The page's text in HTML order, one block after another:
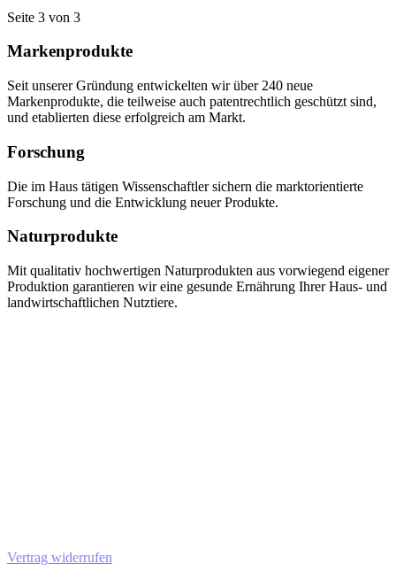
Seite 3 von 3
Markenprodukte
Seit unserer Gründung entwickelten wir über 240 neue
Markenprodukte, die teilweise auch patentrechtlich geschützt sind,
und etablierten diese erfolgreich am Markt.
Forschung
Die im Haus tätigen Wissenschaftler sichern die marktorientierte
Forschung und die Entwicklung neuer Produkte.
Naturprodukte
Mit qualitativ hochwertigen Naturprodukten aus vorwiegend eigener
Produktion garantieren wir eine gesunde Ernährung Ihrer Haus- und
landwirtschaftlichen Nutztiere.
Vertrag widerrufen